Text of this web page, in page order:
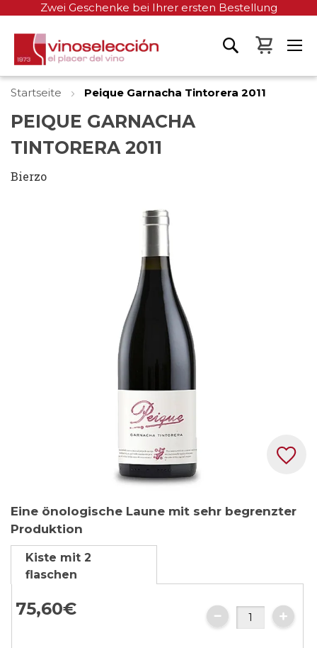
Zwei Geschenke bei Ihrer ersten Bestellung
Mein
Startseite Peique Garnacha Tintorera 2011
PEIQUE GARNACHA
TINTORERA 2011
Bierzo
Anfang
der
Bildgalerie
springen
Eine önologische Laune mit sehr begrenzter
Produktion
Kiste mit 2
flaschen
75,60€